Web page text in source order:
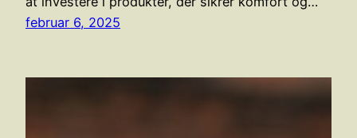
februar 6, 2025